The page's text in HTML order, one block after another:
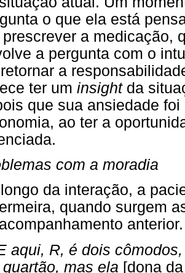
o que ela está
prescrever a medicação,
a pergunta com o
a
ter um insightda
que sua ansiedade
ao ter a
com a moradia
da interação, a
quando surgem
anterior.
aqui, R, é dois
quartão, mas ela [dona